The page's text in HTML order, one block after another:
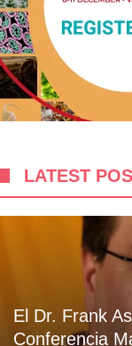
LATEST
El Dr. Frank
Conferencia